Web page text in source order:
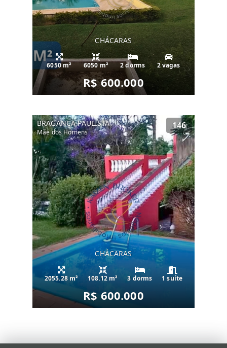
CHÁCARAS
6050 m² 6050 m² 2 dorms 2 vagas
R$ 600.000
BRAGANÇA PAULISTA
Mãe dos Homens
146
CHÁCARAS
2055.28 m² 108.12 m² 3 dorms 1 suíte
R$ 600.000